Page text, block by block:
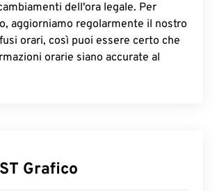
dell'ora legale. Per
aggiorniamo regolarmente il nostro
orari, così puoi essere certo che
orarie siano accurate al
Grafico